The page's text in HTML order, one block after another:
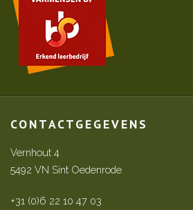
CONTACTGEGEVENS
Vernhout 4
5492 VN Sint Oedenrode
+31 (0)6 22 10 47 03